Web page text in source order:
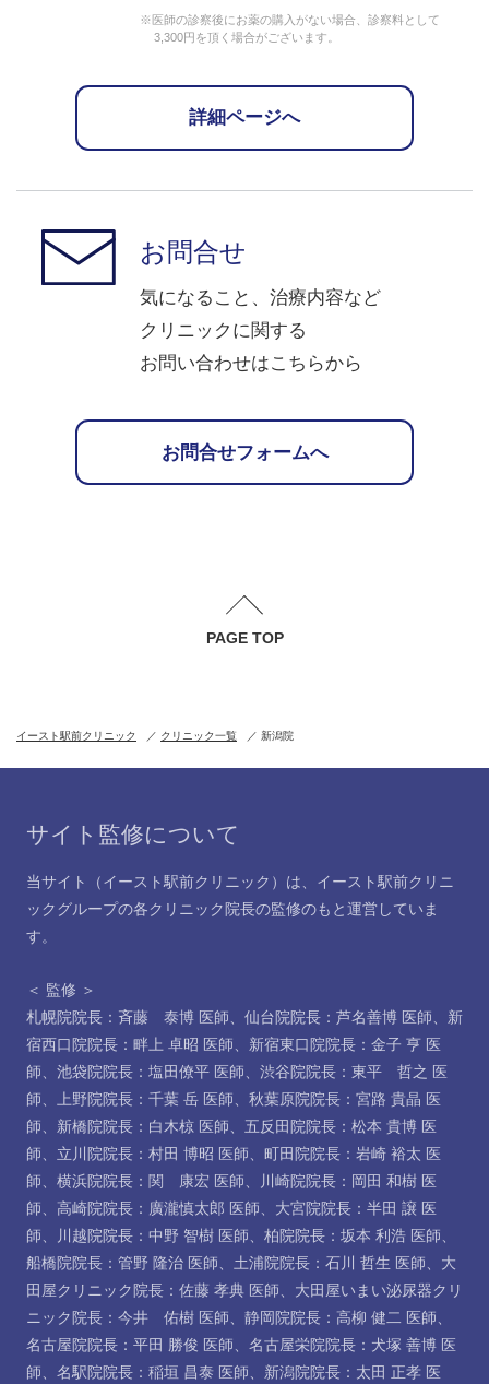
※医師の診察後にお薬の購入がない場合、診察料として
3,300円を頂く場合がございます。
詳細ページへ
お問合せ
気になること、治療内容など
クリニックに関する
お問い合わせはこちらから
お問合せフォームへ
PAGE TOP
イースト駅前クリニック クリニック一覧 新潟院
サイト監修について
当サイト（イースト駅前クリニック）は、イースト駅前クリニ
ックグループの各クリニック院長の監修のもと運営していま
す。
＜ 監修 ＞
札幌院院長：斉藤 泰博 医師
仙台院院長：芦名善博 医師
新
宿西口院院長：畔上 卓昭 医師
新宿東口院院長：金子 亨 医
師
池袋院院長：塩田僚平 医師
渋谷院院長：東平 哲之 医
師
上野院院長：千葉 岳 医師
秋葉原院院長：宮路 貴晶 医
師
新橋院院長：白木椋 医師
五反田院院長：松本 貴博 医
師
立川院院長：村田 博昭 医師
町田院院長：岩崎 裕太 医
師
横浜院院長：関 康宏 医師
川崎院院長：岡田 和樹 医
師
高崎院院長：廣瀧慎太郎 医師
大宮院院長：半田 譲 医
師
川越院院長：中野 智樹 医師 柏院院長：坂本 利浩 医師
船橋院院長：管野 隆治 医師
土浦院院長：石川 哲生 医師
大
田屋クリニック院長：佐藤 孝典 医師
大田屋いまい泌尿器クリ
ニック院長：今井 佑樹 医師
静岡院院長：高柳 健二 医師
名古屋院院長：平田 勝俊 医師
名古屋栄院院長：犬塚 善博 医
師
名駅院院長：稲垣 昌泰 医師
新潟院院長：太田 正孝 医